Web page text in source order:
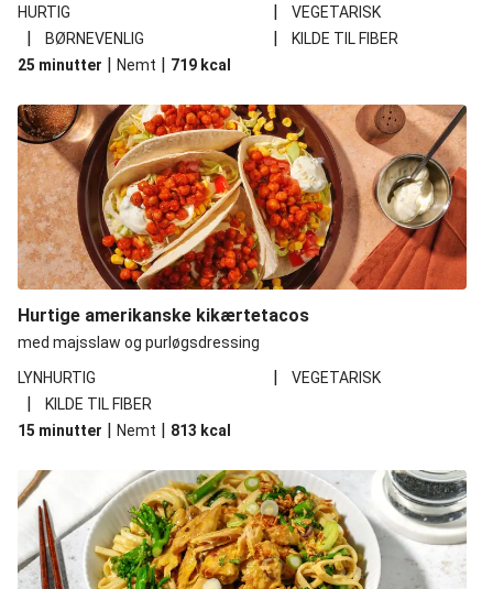
HURTIG
| VEGETARISK
| BØRNEVENLIG |
KILDE TIL FIBER
25 minutter | Nemt | 719 kcal
Hurtige amerikanske kikærtetacos
med majsslaw og purløgsdressing
LYNHURTIG
| VEGETARISK
|
KILDE TIL FIBER
15 minutter | Nemt | 813 kcal